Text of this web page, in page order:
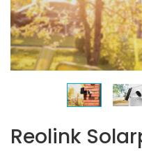
Reolink